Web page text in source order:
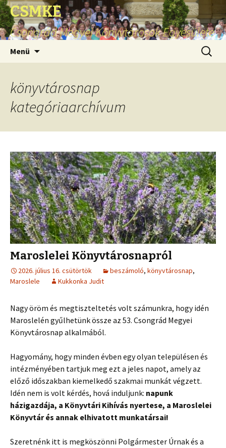
CSMKE
Csongrád Megyei Könyvtárosok Egyesülete
Menü
könyvtárosnap
kategóriaarchívum
Maroslelei Könyvtárosnapról
2026. július 16. csütörtök beszámoló, könyvtárosnap,
Maroslele
Kukkonka Judit
Nagy öröm és megtiszteltetés volt számunkra, hogy idén
Maroslelén gyűlhetünk össze az 53. Csongrád Megyei
Könyvtárosnap alkalmából.
Hagyomány, hogy minden évben egy olyan településen és
intézményében tartjuk meg ezt a jeles napot, amely az
előző időszakban kiemelkedő szakmai munkát végzett.
Idén nem is volt kérdés, hová induljunk: napunk
házigazdája, a Könyvtári Kihívás nyertese, a Maroslelei
Könyvtár és annak elhivatott munkatársai!
Szeretnénk itt is megköszönni Polgármester Úrnak és a